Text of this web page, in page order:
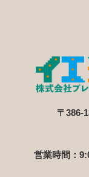
〒386-
営業時間：